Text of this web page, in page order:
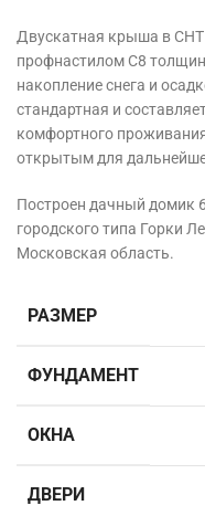
Двускатная крыша в
профнастилом С8
накопление снега и
стандартная и
комфортного
открытым для
Построен дачный домик
городского типа Горки
Московская область.
РАЗМЕР
ФУНДАМЕНТ
ОКНА
ДВЕРИ